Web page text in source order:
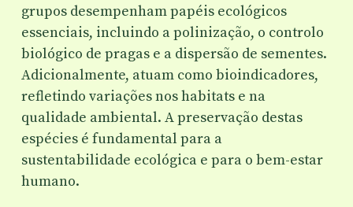
grupos desempenham papéis ecológicos
essenciais, incluindo a polinização, o controlo
biológico de pragas e a dispersão de sementes.
Adicionalmente, atuam como bioindicadores,
refletindo variações nos habitats e na
qualidade ambiental. A preservação destas
espécies é fundamental para a
sustentabilidade ecológica e para o bem-estar
humano.